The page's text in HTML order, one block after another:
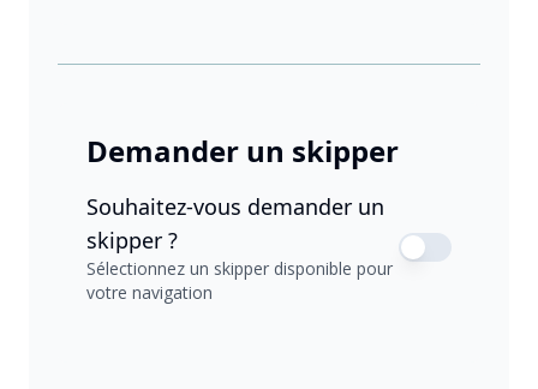
Demander un skipper
Souhaitez-vous demander un
skipper ?
Sélectionnez un skipper disponible pour
votre navigation